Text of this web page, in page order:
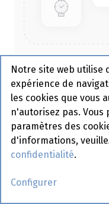
Bougie Soft
Spaas 6 pcs
Demander un
Notre site web utilise
expérience de
les cookies que vous
n'autorisez pas. Vous
paramètres des
d'informations,
confidentialité.
Configurer